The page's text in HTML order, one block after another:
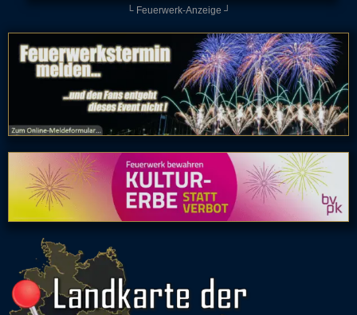
└ Feuerwerk-Anzeige ┘